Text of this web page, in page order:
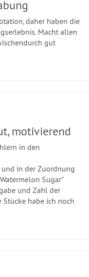
daher haben die
Macht allen
gut
motivierend
in den
in der Zuordnung
Sugar"
und Zahl der
Stücke habe ich noch